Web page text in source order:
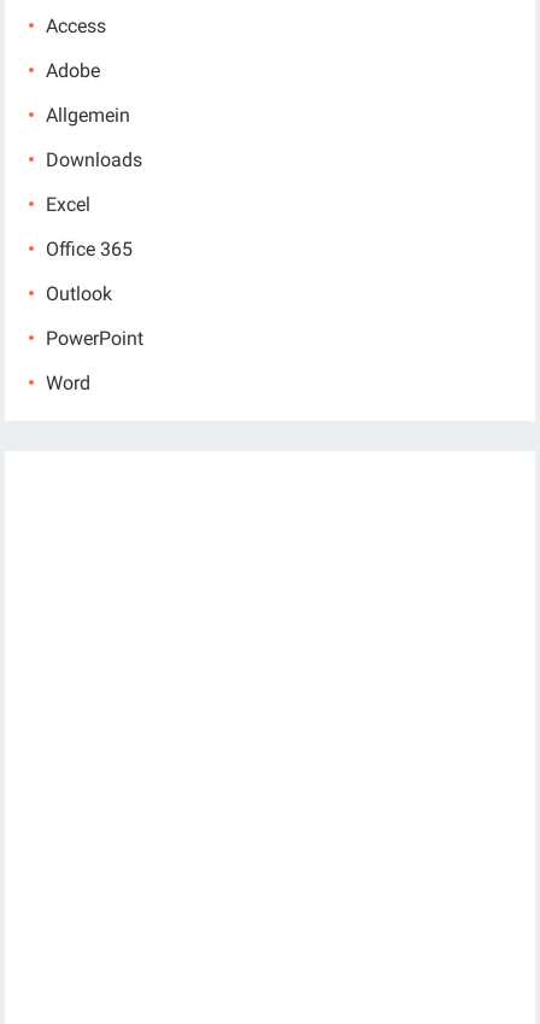
Access
Adobe
Allgemein
Downloads
Excel
Office 365
Outlook
PowerPoint
Word